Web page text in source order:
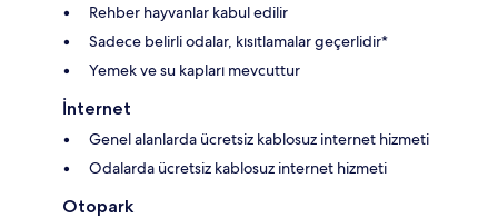
Rehber hayvanlar kabul edilir
Sadece belirli odalar, kısıtlamalar geçerlidir*
Yemek ve su kapları mevcuttur
İnternet
Genel alanlarda ücretsiz kablosuz internet hizmeti
Odalarda ücretsiz kablosuz internet hizmeti
Otopark